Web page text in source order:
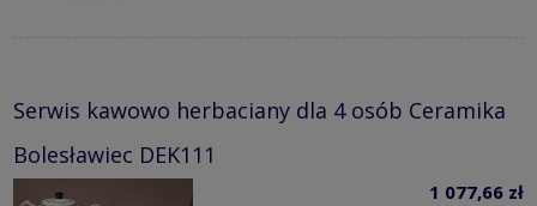
Serwis kawowo herbaciany dla 4 osób Ceramika
Bolesławiec DEK111
1 077,66 zł